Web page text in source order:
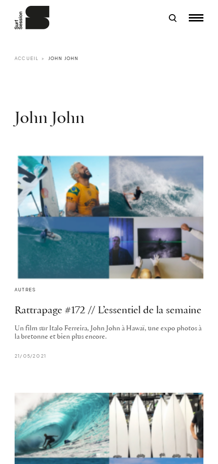
ACCUEIL JOHN JOHN
John John
AUTRES
Rattrapage #172 // L’essentiel de la semaine
Un film sur Italo Ferreira, John John à Hawaï, une expo photos à
la bretonne et bien plus encore.
21/05/2021